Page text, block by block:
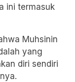
ini termasuk
Muhsinin
yang
diri sendiri